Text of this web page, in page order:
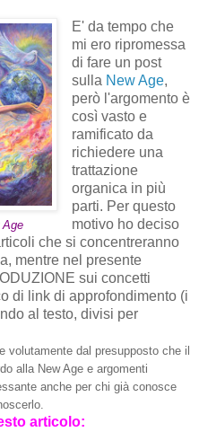
E' da tempo che
mi ero ripromessa
di fare un post
sulla New Age,
però l'argomento è
così vasto e
ramificato da
richiedere una
trattazione
organica in più
parti. Per questo
motivo ho deciso
che si concentreranno
mentre nel presente
sui concetti
di link di approfondimento (i
al testo, divisi per
volutamente dal presupposto che il
alla New Age e argomenti
anche per chi già conosce
articolo: